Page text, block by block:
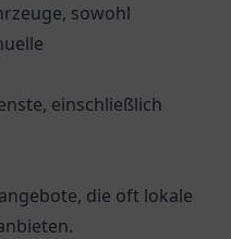
sowohl
einschließlich
die oft lokale